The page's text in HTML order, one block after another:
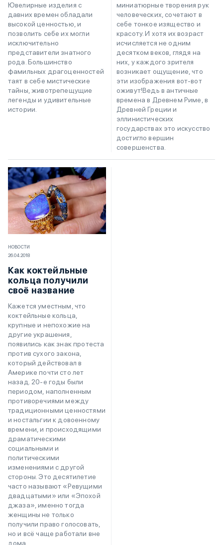
Ювелирные изделия с
давних времен обладали
высокой ценностью, и
позволить себе их могли
исключительно
представители знатного
рода. Большинство
фамильных драгоценностей
таят в себе мистические
тайны, животрепещущие
легенды и удивительные
истории.
миниатюрные творения рук
человеческих, сочетают в
себе тонкое изящество и
красоту. И хотя их возраст
исчисляется не одним
десятком веков, глядя на
них, у каждого зрителя
возникает ощущение, что
эти изображения вот-вот
оживут!Ведь в античные
времена в Древнем Риме, в
Древней Греции и
эллинистических
государствах это искусство
достигло вершин
совершенства.
НОВОСТИ
26.04.2018
Как коктейльные
кольца получили
своё название
Кажется уместным, что
коктейльные кольца,
крупные и непохожие на
другие украшения,
появились как знак протеста
против сухого закона,
который действовал в
Америке почти сто лет
назад. 20-е годы были
периодом, наполненным
противоречиями между
традиционными ценностями
и ностальгии к довоенному
времени, и происходящими
драматическими
социальными и
политическими
изменениями с другой
стороны. Это десятилетие
часто называют «Ревущими
двадцатыми» или «Эпохой
джаза», именно тогда
женщины не только
получили право голосовать,
но и всё чаще работали вне
дома.